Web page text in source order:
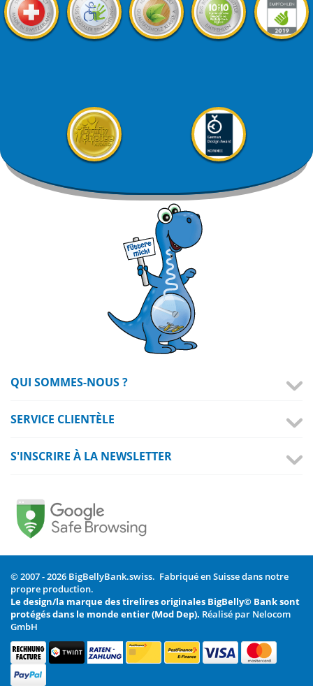
QUI SOMMES-NOUS ?
SERVICE CLIENTÈLE
S'INSCRIRE À LA NEWSLETTER
© 2007 - 2026 BigBellyBank.swiss. Fabriqué en Suisse dans notre
propre production.
Le design/la marque des tirelires originales BigBelly© Bank sont
protégés dans le monde entier (Mod Dep). Réalisé par Nelocom
GmbH